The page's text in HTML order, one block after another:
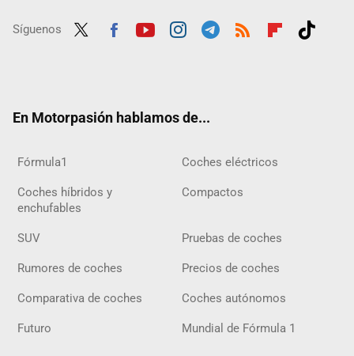
Síguenos
En Motorpasión hablamos de...
Fórmula1 Coches eléctricos
Coches híbridos y
enchufables
Compactos
SUV Pruebas de coches
Rumores de coches Precios de coches
Comparativa de coches Coches autónomos
Futuro Mundial de Fórmula 1